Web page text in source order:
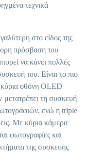
τεχνικά
στο είδος της
πρόσβαση του
να κάνει πολλές
του. Είναι το πιο
οθόνη OLED
τη συσκευή
ενώ η triple
Με κύρια κάμερα
φωτογραφίες και
της συσκευής